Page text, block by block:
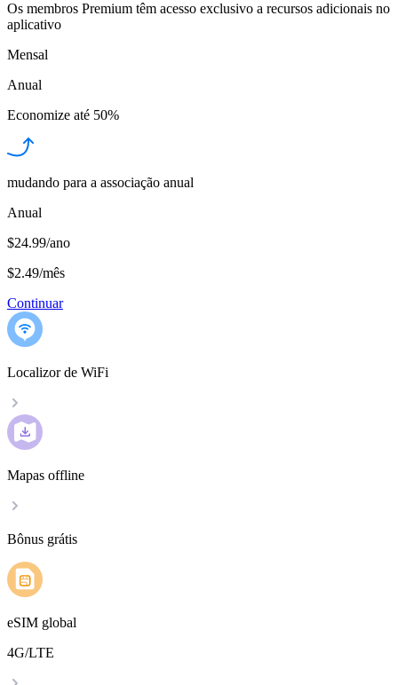
Os membros Premium têm acesso exclusivo a recursos adicionais no
aplicativo
Mensal
Anual
Economize até 50%
mudando para a associação anual
Anual
$24.99/ano
$2.49/mês
Continuar
Localizor de WiFi
Mapas offline
Bônus grátis
eSIM global
4G/LTE